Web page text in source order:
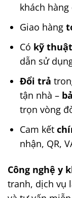
khách
Giao hàng
Có kỹ thuật
dẫn sử
Đổi trả
tận nhà –
trọn vòng
Cam kết
nhận, QR,
Công nghệ y
tranh, dịch vụ